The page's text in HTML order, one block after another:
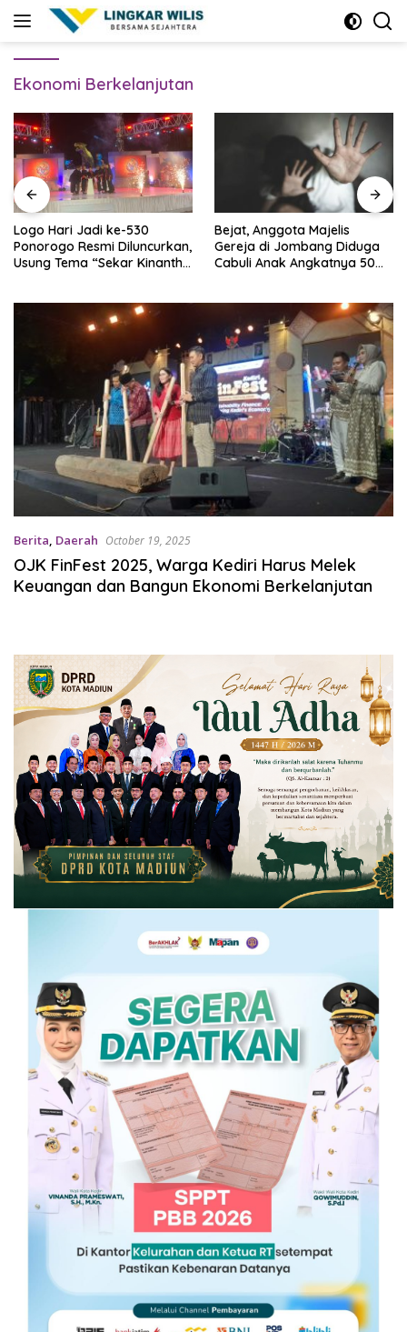
Ekonomi Berkelanjutan
Logo Hari Jadi ke-530
Ponorogo Resmi Diluncurkan,
Usung Tema “Sekar Kinanthi,
Bejat, Anggota Majelis
Gereja di Jombang Diduga
Cabuli Anak Angkatnya 50
Berita, Daerah October 19, 2025
OJK FinFest 2025, Warga Kediri Harus Melek
Keuangan dan Bangun Ekonomi Berkelanjutan